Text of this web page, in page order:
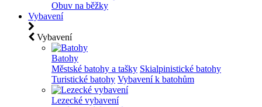
Obuv na běžky
Vybavení
Vybavení
Batohy
Městské batohy a tašky Skialpinistické batohy
Turistické batohy Vybavení k batohům
Lezecké vybavení